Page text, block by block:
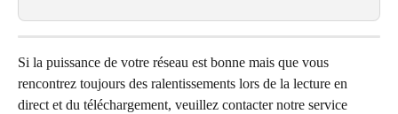
Si la puissance de votre réseau est bonne mais que vous
rencontrez toujours des ralentissements lors de la lecture en
direct et du téléchargement, veuillez contacter notre service